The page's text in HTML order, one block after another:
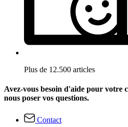
Plus de 12.500 articles
Avez-vous besoin d'aide pour votre
nous poser vos questions.
Contact